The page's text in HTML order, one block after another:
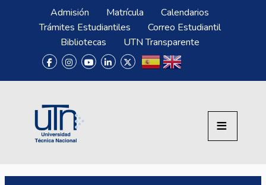
Pasar al contenido principal
Menú SuperiorAdmisión Matrícula
Calendarios
Trámites Estudiantiles
Correo Estudiantil
Bibliotecas
UTN Transparente